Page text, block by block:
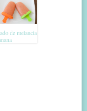
de melancia